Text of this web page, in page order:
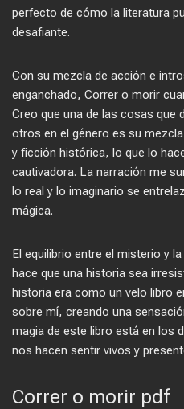
perfecto de cómo la literatura
desafiante.
Con su mezcla de acción e
enganchado, Correr o morir
Creo que una de las cosas que
otros en el género es su
y ficción histórica, lo que lo
cautivadora. La narración me
lo real y lo imaginario se
mágica.
El equilibrio entre el misterio y
hace que una historia sea
historia era como un velo libro
sobre mí, creando una
magia de este libro está en los
nos hacen sentir vivos y
Correr o morir pdf